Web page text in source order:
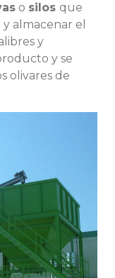
o silos que
almacenar el
y
y se
olivares de